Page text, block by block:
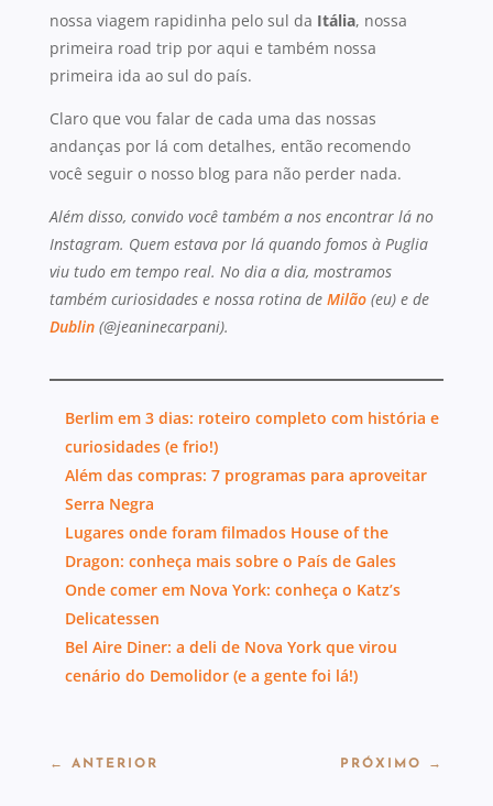
nossa viagem rapidinha pelo sul da Itália, nossa
primeira road trip por aqui e também nossa
primeira ida ao sul do país.
Claro que vou falar de cada uma das nossas
andanças por lá com detalhes, então recomendo
você seguir o nosso blog para não perder nada.
Além disso, convido você também a nos encontrar lá no
Instagram. Quem estava por lá quando fomos à Puglia
viu tudo em tempo real. No dia a dia, mostramos
também curiosidades e nossa rotina de Milão (eu) e de
Dublin (@jeaninecarpani).
Berlim em 3 dias: roteiro completo com história e
curiosidades (e frio!)
Além das compras: 7 programas para aproveitar
Serra Negra
Lugares onde foram filmados House of the
Dragon: conheça mais sobre o País de Gales
Onde comer em Nova York: conheça o Katz’s
Delicatessen
Bel Aire Diner: a deli de Nova York que virou
cenário do Demolidor (e a gente foi lá!)
← ANTERIOR PRÓXIMO →